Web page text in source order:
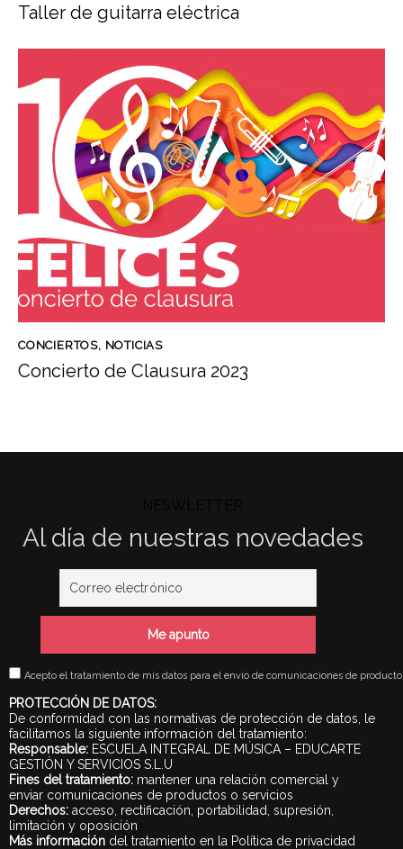
Taller de guitarra eléctrica
CONCIERTOS, NOTICIAS
Concierto de Clausura 2023
Al día de nuestras novedades
Acepto el tratamiento de mis datos para el envío de comunicaciones de
PROTECCIÓN DE DATOS:
De conformidad con las normativas de protección de datos, le
facilitamos la siguiente información del tratamiento:
Responsable: ESCUELA INTEGRAL DE MÚSICA – EDUCARTE
GESTIÓN Y SERVICIOS S.L.U
Fines del tratamiento: mantener una relación comercial y
enviar comunicaciones de productos o servicios
Derechos: acceso, rectificación, portabilidad, supresión,
limitación y oposición
Más información del tratamiento en la Política de privacidad